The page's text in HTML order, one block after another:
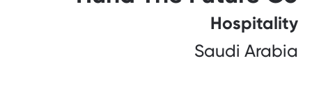
Hospitality
Saudi Arabia